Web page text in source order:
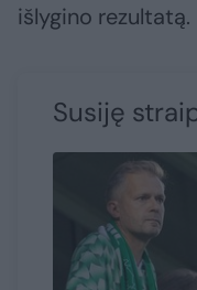
išlygino rezultatą.
Susiję